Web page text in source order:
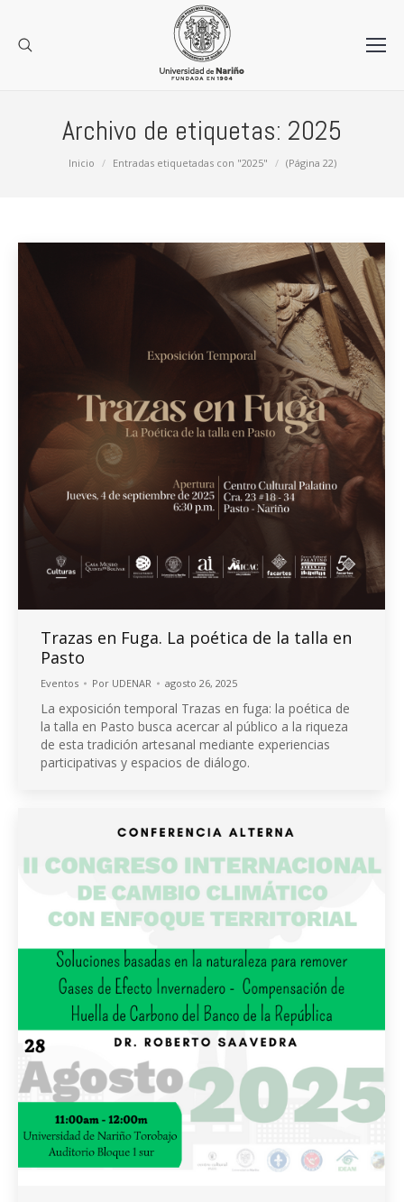
Archivo de etiquetas: 2025
Estás aquí:Inicio Entradas etiquetadas con "2025" (Página 22)
Trazas en Fuga. La poética de la talla en
Pasto
Eventos Por UDENAR agosto 26, 2025
La exposición temporal Trazas en fuga: la poética de
la talla en Pasto busca acercar al público a la riqueza
de esta tradición artesanal mediante experiencias
participativas y espacios de diálogo.